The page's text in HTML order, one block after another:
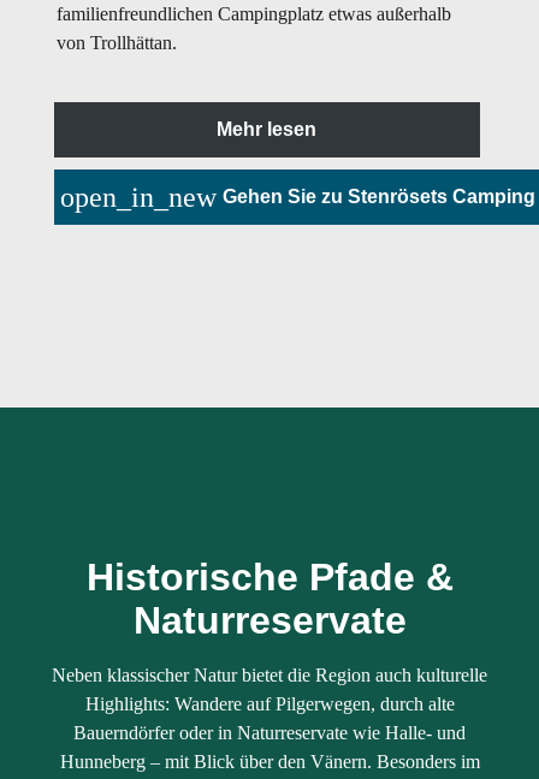
familienfreundlichen Campingplatz etwas außerhalb
von Trollhättan.
Mehr lesen
open_in_new Gehen Sie zu Stenrösets Camping
Historische Pfade &
Naturreservate
Neben klassischer Natur bietet die Region auch kulturelle
Highlights: Wandere auf Pilgerwegen, durch alte
Bauerndörfer oder in Naturreservate wie Halle- und
Hunneberg – mit Blick über den Vänern. Besonders im